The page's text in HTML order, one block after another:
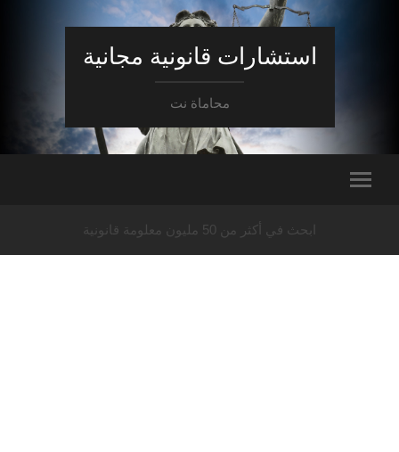
استشارات قانونية مجانية
محاماة نت
ابحث في أكثر من 50 مليون معلومة قانونية